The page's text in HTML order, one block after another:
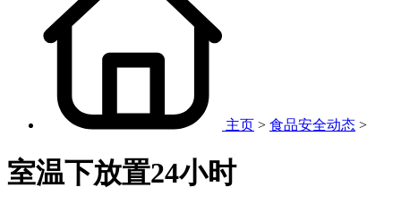
主页 > 食品安全动态 >
室温下放置24小时